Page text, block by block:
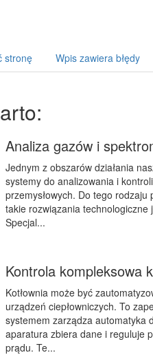
stronę Wpis zawiera błędy
Analiza gazów i
Jednym z obszarów działania
systemy do analizowania i
przemysłowych. Do tego
takie rozwiązania
Specjal...
Kontrola kompleksowa
Kotłownia może być
urządzeń ciepłowniczych. To
systemem zarządza automatyka
aparatura zbiera dane i reguluje
prądu. Te...